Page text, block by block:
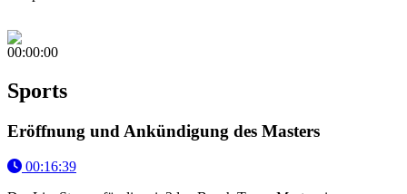
00:00:00
Sports
Eröffnung und Ankündigung des Masters
00:16:39